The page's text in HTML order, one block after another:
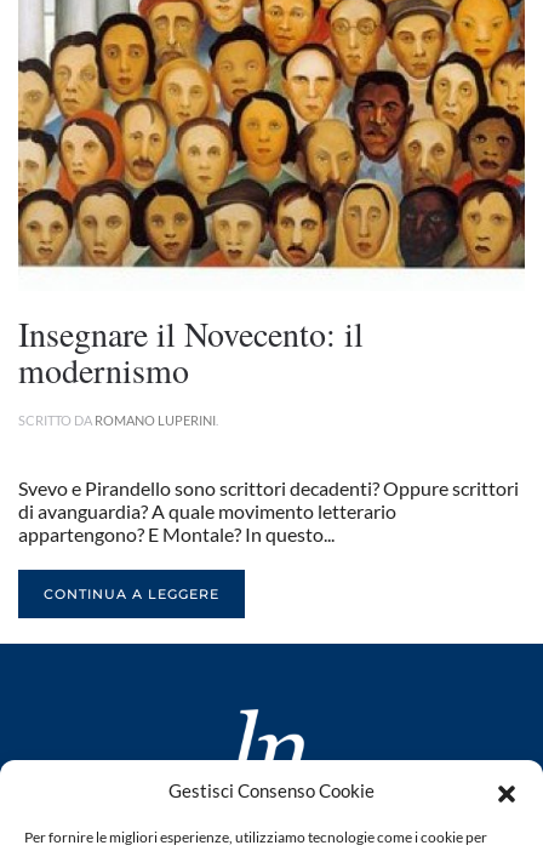
Gestisci Consenso Cookie
Per fornire le migliori esperienze, utilizziamo tecnologie come i cookie per
Insegnare il Novecento: il
modernismo
SCRITTO DA ROMANO LUPERINI
Svevo e Pirandello sono scrittori decadenti? Oppure scrittori
di avanguardia? A quale movimento letterario
appartengono? E Montale? In questo...
CONTINUA A LEGGERE
www.laletteraturaenoi.it